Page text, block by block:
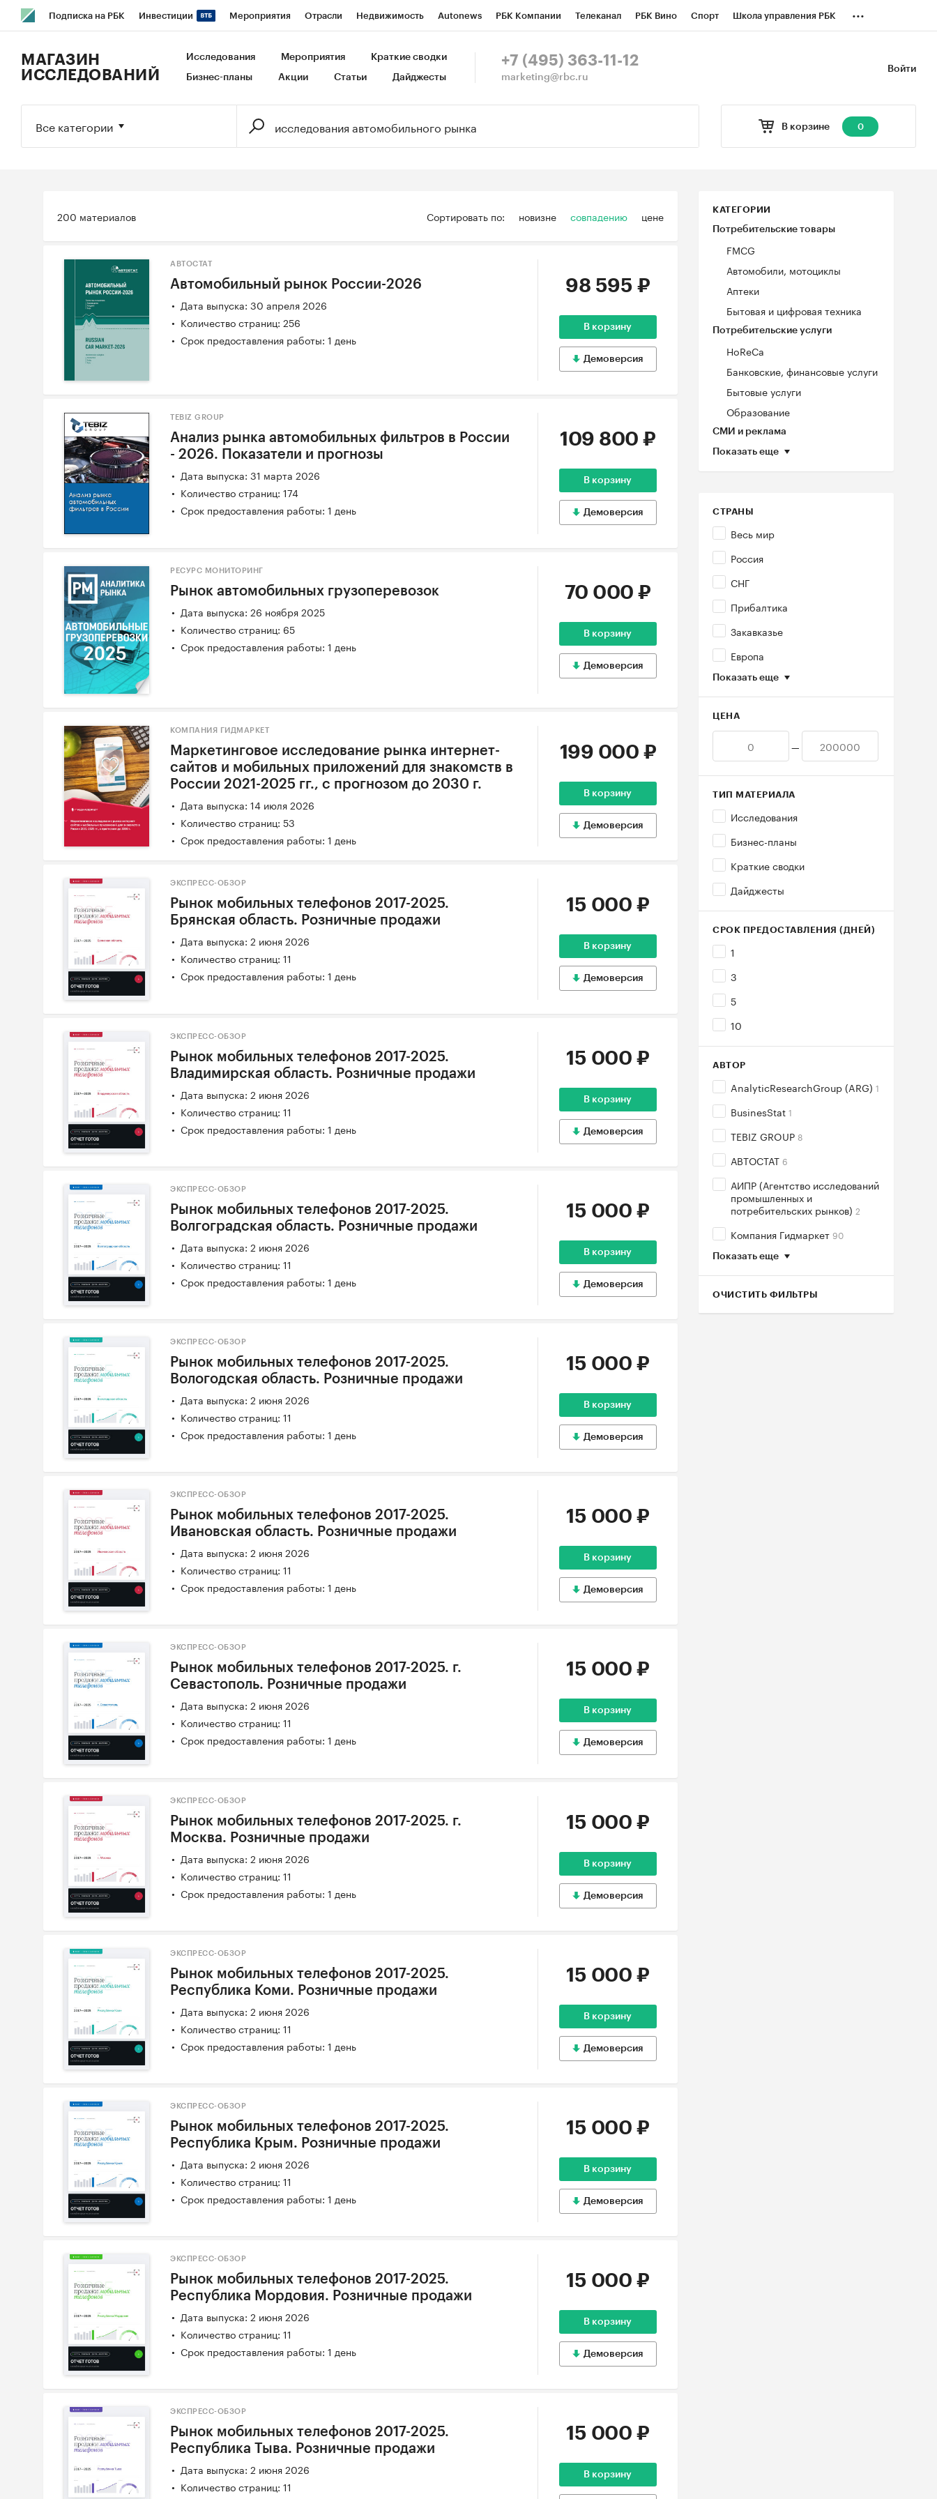
Подписка на РБК Инвестиции Мероприятия Отрасли Недвижимость Autonews РБК Компании Телеканал РБК Вино Спорт Школа управления РБК
Исследования Кредитные рейтинги Франшизы Газета Спецпроекты СПб Конференции СПб Спецпроекты
...
Войти
МАГАЗИН
ИССЛЕДОВАНИЙ
Исследования Мероприятия Краткие сводки
Бизнес-планы Акции Статьи Дайджесты
+7 (495) 363-11-12
marketing@rbc.ru
В корзине 0
Все категории
Сортировать по: новизне совпадению цене
200 материалов КАТЕГОРИИ
Потребительские товары
FMCG
Автомобили, мотоциклы
Аптеки
Бытовая и цифровая техника
Потребительские услуги
HoReCa
Банковские, финансовые услуги
Бытовые услуги
Образование
СМИ и реклама
Показать еще
СТРАНЫ
Весь мир
Россия
СНГ
Прибалтика
Закавказье
Европа
Показать еще
ЦЕНА
—
ТИП МАТЕРИАЛА
Исследования
Бизнес-планы
Краткие сводки
Дайджесты
СРОК ПРЕДОСТАВЛЕНИЯ (ДНЕЙ)
1
3
5
10
АВТОР
AnalyticResearchGroup (ARG) 1
BusinesStat 1
TEBIZ GROUP 8
АВТОСТАТ 6
АИПР (Агентство исследований
промышленных и
потребительских рынков) 2
Компания Гидмаркет 90
Показать еще
ОЧИСТИТЬ ФИЛЬТРЫ
АВТОСТАТ
Автомобильный рынок России-2026
Дата выпуска: 30 апреля 2026
Количество страниц: 256
Срок предоставления работы: 1 день
98 595 ₽
В корзину
Демоверсия
TEBIZ GROUP
Анализ рынка автомобильных фильтров в России
- 2026. Показатели и прогнозы
Дата выпуска: 31 марта 2026
Количество страниц: 174
Срок предоставления работы: 1 день
109 800 ₽
В корзину
Демоверсия
РЕСУРС МОНИТОРИНГ
Рынок автомобильных грузоперевозок
Дата выпуска: 26 ноября 2025
Количество страниц: 65
Срок предоставления работы: 1 день
70 000 ₽
В корзину
Демоверсия
КОМПАНИЯ ГИДМАРКЕТ
Маркетинговое исследование рынка интернет-
сайтов и мобильных приложений для знакомств в
России 2021-2025 гг., с прогнозом до 2030 г.
Дата выпуска: 14 июля 2026
Количество страниц: 53
Срок предоставления работы: 1 день
199 000 ₽
В корзину
Демоверсия
ЭКСПРЕСС-ОБЗОР
Рынок мобильных телефонов 2017-2025.
Брянская область. Розничные продажи
Дата выпуска: 2 июня 2026
Количество страниц: 11
Срок предоставления работы: 1 день
15 000 ₽
В корзину
Демоверсия
ЭКСПРЕСС-ОБЗОР
Рынок мобильных телефонов 2017-2025.
Владимирская область. Розничные продажи
Дата выпуска: 2 июня 2026
Количество страниц: 11
Срок предоставления работы: 1 день
15 000 ₽
В корзину
Демоверсия
ЭКСПРЕСС-ОБЗОР
Рынок мобильных телефонов 2017-2025.
Волгоградская область. Розничные продажи
Дата выпуска: 2 июня 2026
Количество страниц: 11
Срок предоставления работы: 1 день
15 000 ₽
В корзину
Демоверсия
ЭКСПРЕСС-ОБЗОР
Рынок мобильных телефонов 2017-2025.
Вологодская область. Розничные продажи
Дата выпуска: 2 июня 2026
Количество страниц: 11
Срок предоставления работы: 1 день
15 000 ₽
В корзину
Демоверсия
ЭКСПРЕСС-ОБЗОР
Рынок мобильных телефонов 2017-2025.
Ивановская область. Розничные продажи
Дата выпуска: 2 июня 2026
Количество страниц: 11
Срок предоставления работы: 1 день
15 000 ₽
В корзину
Демоверсия
ЭКСПРЕСС-ОБЗОР
Рынок мобильных телефонов 2017-2025. г.
Севастополь. Розничные продажи
Дата выпуска: 2 июня 2026
Количество страниц: 11
Срок предоставления работы: 1 день
15 000 ₽
В корзину
Демоверсия
ЭКСПРЕСС-ОБЗОР
Рынок мобильных телефонов 2017-2025. г.
Москва. Розничные продажи
Дата выпуска: 2 июня 2026
Количество страниц: 11
Срок предоставления работы: 1 день
15 000 ₽
В корзину
Демоверсия
ЭКСПРЕСС-ОБЗОР
Рынок мобильных телефонов 2017-2025.
Республика Коми. Розничные продажи
Дата выпуска: 2 июня 2026
Количество страниц: 11
Срок предоставления работы: 1 день
15 000 ₽
В корзину
Демоверсия
ЭКСПРЕСС-ОБЗОР
Рынок мобильных телефонов 2017-2025.
Республика Крым. Розничные продажи
Дата выпуска: 2 июня 2026
Количество страниц: 11
Срок предоставления работы: 1 день
15 000 ₽
В корзину
Демоверсия
ЭКСПРЕСС-ОБЗОР
Рынок мобильных телефонов 2017-2025.
Республика Мордовия. Розничные продажи
Дата выпуска: 2 июня 2026
Количество страниц: 11
Срок предоставления работы: 1 день
15 000 ₽
В корзину
Демоверсия
ЭКСПРЕСС-ОБЗОР
Рынок мобильных телефонов 2017-2025.
Республика Тыва. Розничные продажи
Дата выпуска: 2 июня 2026
Количество страниц: 11
15 000 ₽
В корзину